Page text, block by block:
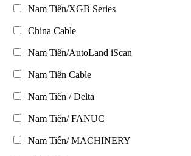
Nam Tiến/XGB Series
China Cable
Nam Tiến/AutoLand iScan
Nam Tiến Cable
Nam Tiến / Delta
Nam Tiến/ FANUC
Nam Tiến/ MACHINERY